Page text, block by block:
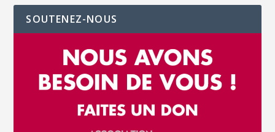
SOUTENEZ-NOUS